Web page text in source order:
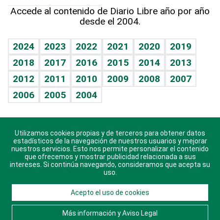
Hablando con el pediatra
Vida y familia
Eñe
Celebrando la vida
Sin complejos
En pocas palabras
Escuchando al corazón
Economía Personal
TBT Deportivo
Más firmas
Hecho en casa
Guía del dinero
Cumpleaños
Horóscopos
Crucigramas
Accede al contenido de Diario Libre año por año
desde el 2004.
2024 2023 2022 2021 2020
2019
2018
2017 2016 2015 2014
2013
2012
2011 2010 2009 2008
2007
2006
2005 2004
Descarga nuestras aplicaciones para Android, iOS y
sistema Huawei.
© 2021 Diario Libre, todos los derechos reservados.
Consulta elAviso Legal. Ponte en Contacto
Utilizamos cookies propias y de terceros para obtener datos
estadísticos de la navegación de nuestros usuarios y mejorar
nuestros servicios. Esto nos permite personalizar el contenido
que ofrecemos y mostrar publicidad relacionada a sus
intereses. Si continúa navegando, consideramos que acepta su
uso.
Acepto el uso de cookies
Más información y Aviso Legal